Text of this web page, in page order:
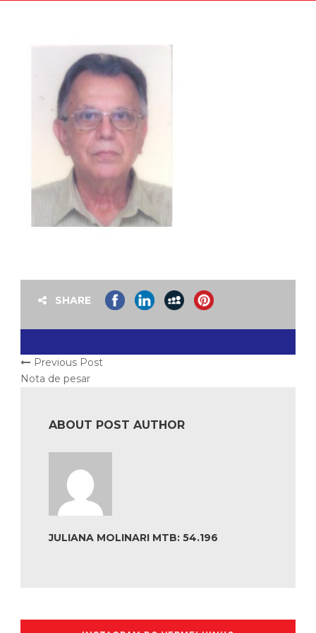
SHARE
Previous Post
Nota de pesar
ABOUT POST AUTHOR
JULIANA MOLINARI MTB: 54.196